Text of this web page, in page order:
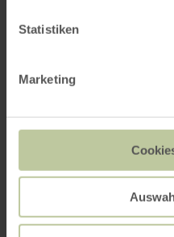
Statistiken
Marketing